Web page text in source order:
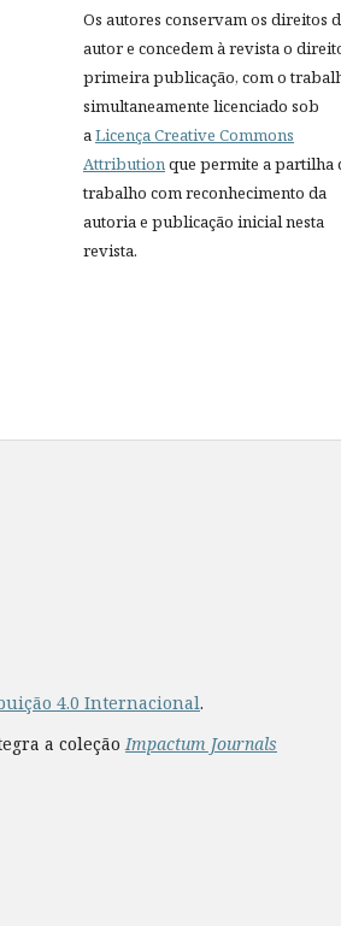
Os autores conservam os direitos
autor e concedem à revista o
primeira publicação, com o
simultaneamente licenciado sob
aLicença Creative Commons
Attributionque permite a partilha
trabalho com reconhecimento da
autoria e publicação inicial nesta
revista.
4.0 Internacional.
a coleçãoImpactum Journals